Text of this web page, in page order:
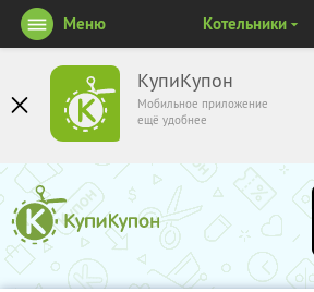
КупиКупон
Мобильное приложение
ещё удобнее
Меню Котельники